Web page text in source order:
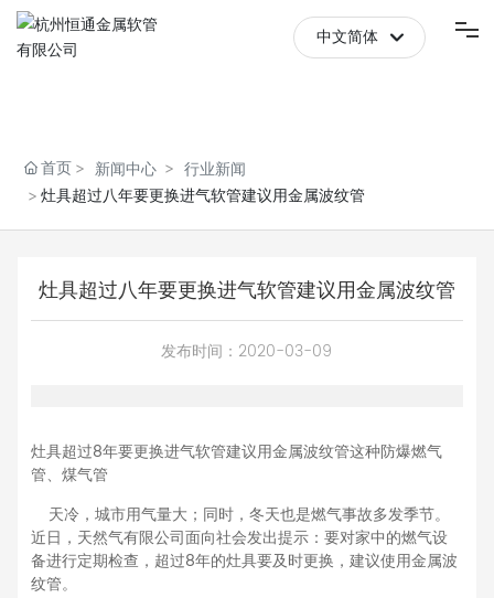
关于我们
新闻中心
中文简体
首页 新闻中心
行业新闻
灶具超过八年要更换进气软管建议用金属波纹管
灶具超过八年要更换进气软管建议用金属波纹管
发布时间： 2020-03-09
灶具超过8年要更换进气软管建议用金属波纹管这种防爆燃气
管、煤气管
天冷，城市用气量大；同时，冬天也是燃气事故多发季节。
近日，天然气有限公司面向社会发出提示：要对家中的燃气设
备进行定期检查，超过8年的灶具要及时更换，建议使用金属波
纹管。